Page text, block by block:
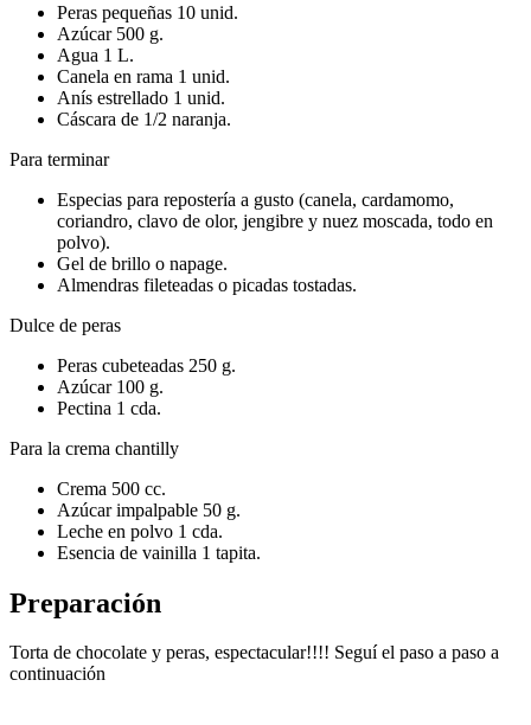
Peras pequeñas 10 unid.
Azúcar 500 g.
Agua 1 L.
Canela en rama 1 unid.
Anís estrellado 1 unid.
Cáscara de 1/2 naranja.
Para terminar
Especias para repostería a gusto (canela, cardamomo,
coriandro, clavo de olor, jengibre y nuez moscada, todo en
polvo).
Gel de brillo o napage.
Almendras fileteadas o picadas tostadas.
Dulce de peras
Peras cubeteadas 250 g.
Azúcar 100 g.
Pectina 1 cda.
Para la crema chantilly
Crema 500 cc.
Azúcar impalpable 50 g.
Leche en polvo 1 cda.
Esencia de vainilla 1 tapita.
Preparación
Torta de chocolate y peras, espectacular!!!! Seguí el paso a paso a
continuación